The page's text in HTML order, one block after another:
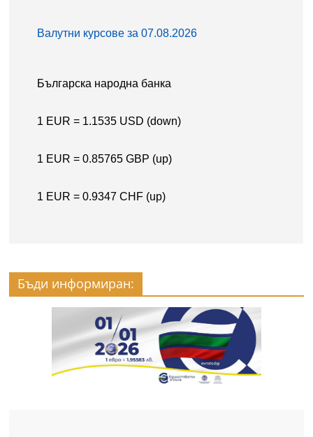
Бъди информиран: